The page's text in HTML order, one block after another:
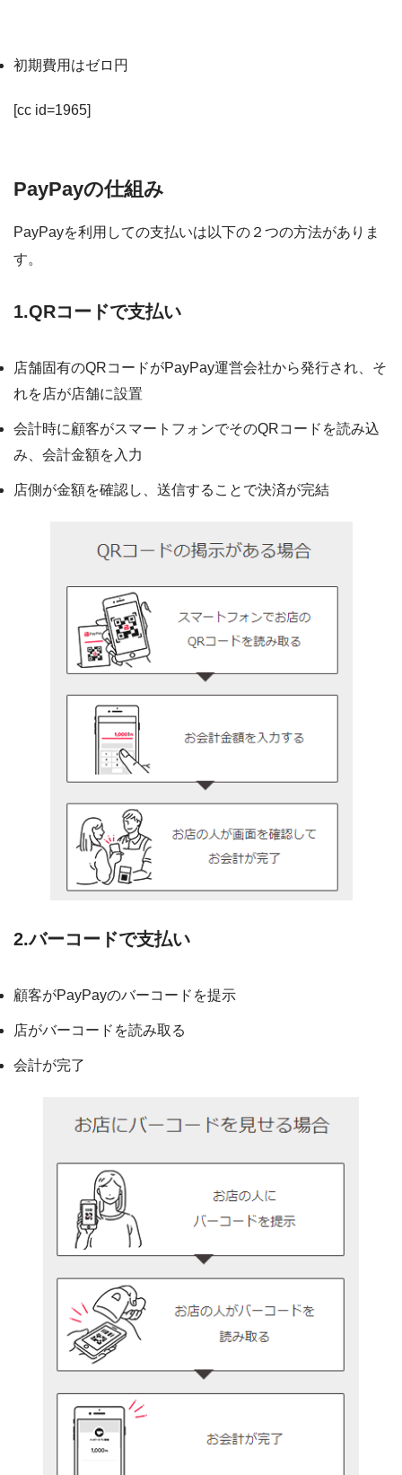
初期費用はゼロ円
[cc id=1965]
PayPayの仕組み
PayPayを利用しての支払いは以下の２つの方法がありま
す。
1.QRコードで支払い
店舗固有のQRコードがPayPay運営会社から発行され、そ
れを店が店舗に設置
会計時に顧客がスマートフォンでそのQRコードを読み込
み、会計金額を入力
店側が金額を確認し、送信することで決済が完結
2.バーコードで支払い
顧客がPayPayのバーコードを提示
店がバーコードを読み取る
会計が完了